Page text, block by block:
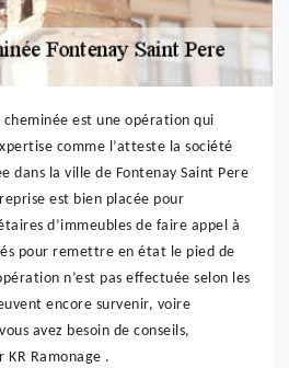
est une opération qui
comme l’atteste la société
dans la ville de Fontenay Saint Pere
est bien placée pour
d’immeubles de faire appel à
pour remettre en état le pied de
n’est pas effectuée selon les
encore survenir, voire
avez besoin de conseils,
KR Ramonage .